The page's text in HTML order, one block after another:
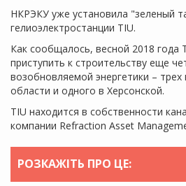
НКРЭКУ уже установила "зеленый
гелиоэлектростанции TIU.
Как сообщалось, весной 2018 года
приступить к строительству еще
возобновляемой энергетики – трех
области и одного в Херсонской.
TIU находится в собственности
компании Refraction Asset
РОЗКАЖІТЬ ПРО ЦЕ: